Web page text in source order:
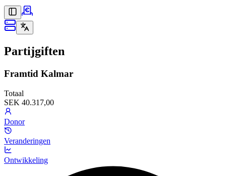
Partijgiften
Framtid Kalmar
Totaal
SEK 40.317,00
Donor
Veranderingen
Ontwikkeling